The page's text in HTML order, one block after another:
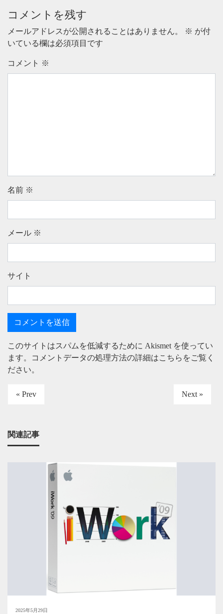
コメントを残す
メールアドレスが公開されることはありません。 ※ が付
いている欄は必須項目です
コメント ※
名前 ※
メール ※
サイト
このサイトはスパムを低減するために Akismet を使ってい
ます。
コメントデータの処理方法の詳細はこちらをご覧く
ださい。
« Prev Next »
関連記事
2025年5月29日